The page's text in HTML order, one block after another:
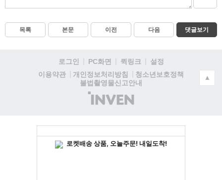
목록 본문 이전 다음 댓글보기
로그인 PC화면 퀵링크
설정
이용약관
개인정보처리방침
청소년보호정책
불법촬영물신고안내
(주)
인
▲